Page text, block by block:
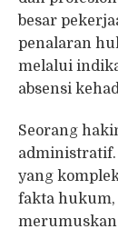
besar
penalaran
melalui
absensi
Seorang
yang
fakta